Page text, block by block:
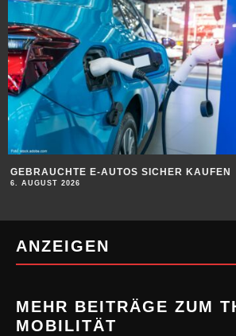
GEBRAUCHTE E-AUTOS SICHER KAUFEN
6. AUGUST 2026
ANZEIGEN
MEHR BEITRÄGE ZUM
MOBILITÄT